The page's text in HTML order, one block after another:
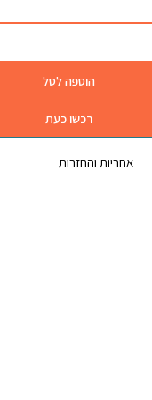
הוספה לסל
רכשו כעת
אחריות והחזרות